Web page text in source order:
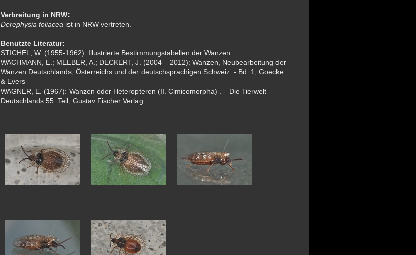
Verbreitung in NRW:
Derephysia foliacea ist in NRW vertreten.
Benutzte Literatur:
STICHEL, W. (1955-1962): Illustrierte Bestimmungstabellen der Wanzen.
WACHMANN, E.; MELBER, A.; DECKERT, J. (2004 – 2012): Wanzen, Neubearbeitung der
Wanzen Deutschlands, Österreichs und der deutschsprachigen Schweiz. - Bd. 1, Goecke
& Evers
WAGNER, E. (1967): Wanzen oder Heteropteren (II. Cimicomorpha) . – Die Tierwelt
Deutschlands 55. Teil, Gustav Fischer Verlag